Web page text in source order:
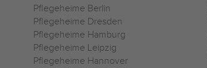
Pflegeheime Berlin
Pflegeheime Dresden
Pflegeheime Hamburg
Pflegeheime Leipzig
Pflegeheime Hannover